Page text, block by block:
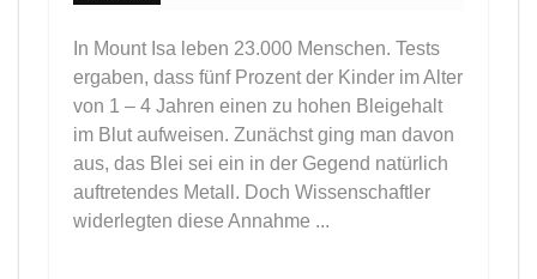
In Mount Isa leben 23.000 Menschen. Tests
ergaben, dass fünf Prozent der Kinder im Alter
von 1 – 4 Jahren einen zu hohen Bleigehalt
im Blut aufweisen. Zunächst ging man davon
aus, das Blei sei ein in der Gegend natürlich
auftretendes Metall. Doch Wissenschaftler
widerlegten diese Annahme ...